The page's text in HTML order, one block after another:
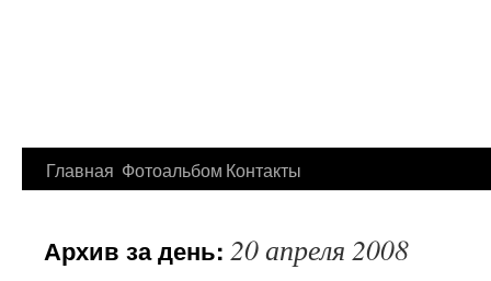
Перейти
содержимому
Главная Фотоальбом Контакты
Архив за день: 20 апреля 2008